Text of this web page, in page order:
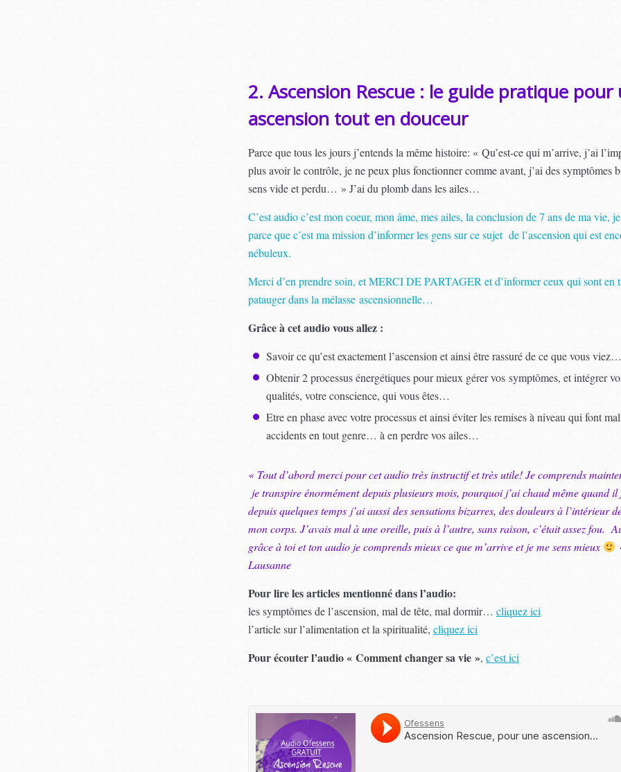
2. Ascension Rescue : le guide pratique pour
ascension tout en douceur
Parce que tous les jours j’entends la même histoire: « Qu’est-ce qui m’arrive, j’ai
plus avoir le contrôle, je ne peux plus fonctionner comme avant, j’ai des symptômes
sens vide et perdu… » J’ai du plomb dans les ailes…
C’est audio c’est mon coeur, mon âme, mes ailes, la conclusion de 7 ans de ma vie,
parce que c’est ma mission d’informer les gens sur ce sujet de l’ascension qui est
nébuleux.
Merci d’en prendre soin, et MERCI DE PARTAGER et d’informer ceux qui sont en
patauger dans la mélasse ascensionnelle…
Grâce à cet audio vous allez :
Savoir ce qu’est exactement l’ascension et ainsi être rassuré de ce que vous
Obtenir 2 processus énergétiques pour mieux gérer vos symptômes, et intégrer
qualités, votre conscience, qui vous êtes…
Etre en phase avec votre processus et ainsi éviter les remises à niveau qui font
accidents en tout genre… à en perdre vos ailes…
« Tout d’abord merci pour cet audio très instructif et très utile! Je comprends
je transpire énormément depuis plusieurs mois, pourquoi j’ai chaud même
depuis quelques temps j’ai aussi des sensations bizarres, des douleurs à l’intérieur
mon corps. J’avais mal à une oreille, puis à l’autre, sans raison, c’était assez fou.
grâce à toi et ton audio je comprends mieux ce que m’arrive et je me sens mieux
Lausanne
Pour lire les articles mentionné dans l’audio:
les symptômes de l’ascension, mal de tête, mal dormir…cliquez ici
l’article sur l’alimentation et la spiritualité,cliquez ici
Pour écouter l’audio « Comment changer sa vie »,c’est ici